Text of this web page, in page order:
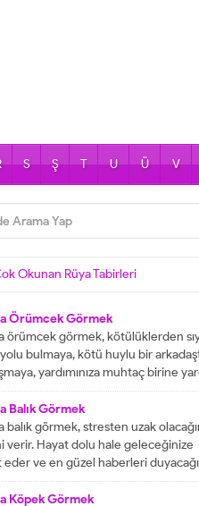
S Ş T U Ü V
Okunan Rüya Tabirleri
Örümcek Görmek
örümcek görmek, kötülüklerden
bulmaya, kötü huylu bir
yardımınıza muhtaç birine
işarettir. Rüyada örümcekler
sayıda örümcekler görülmesi kısa
haneye gelecek bolluk ve
birine gelecek paraya tabir edilir.
evde örümcek görmek, düşmanı
kötülüğe uğramaya, sıkıntılar
Balık Görmek
balık görmek, stresten uzak
verir. Hayat dolu hale geleceğinize
ve en güzel haberleri
Büyük bir mutluluğa
delalet eder ve kısmetlerinizin
Köpek Görmek